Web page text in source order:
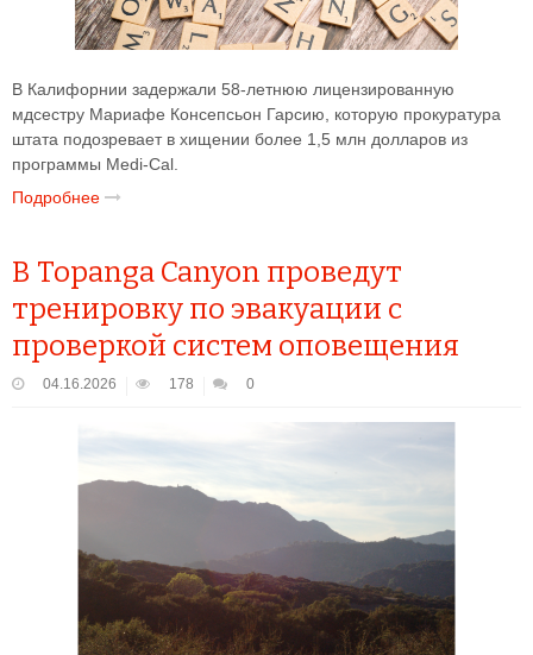
В Калифорнии задержали 58-летнюю лицензированную
мдсестру Мариафе Консепсьон Гарсию, которую прокуратура
штата подозревает в хищении более 1,5 млн долларов из
программы Medi-Cal.
Подробнее
В Topanga Canyon проведут
тренировку по эвакуации с
проверкой систем оповещения
04.16.2026 178 0